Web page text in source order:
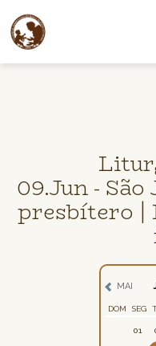
09.Jun -
presbítero |
MAI
DOM SEG
01